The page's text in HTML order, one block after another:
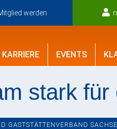
werden
KARRIERE EVENTS
stark
GASTSTÄTTENVERBAND